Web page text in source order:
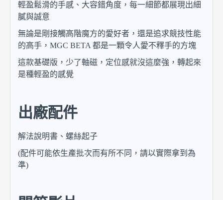
輕盈鬆滑的手感、大容錯角度，每一細節都展現出細
膩與誠意
無論是剛接觸高階魔方的愛好者，還是追求競技性能
的高手，MGC BETA 都是一顆令人愛不釋手的方塊
這款基礎版，少了軸磁，定位感就沒這麼強，轉起來
是種輕盈的感覺
出廠配件
解法說明書、螺絲起子
(配件可能依生產批次而有所不同，請以實際拿到為
準)